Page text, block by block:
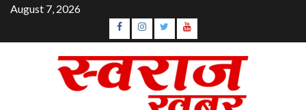
Skip
content
August 7, 2026
Facebook
Instagram
TwitterYouTube